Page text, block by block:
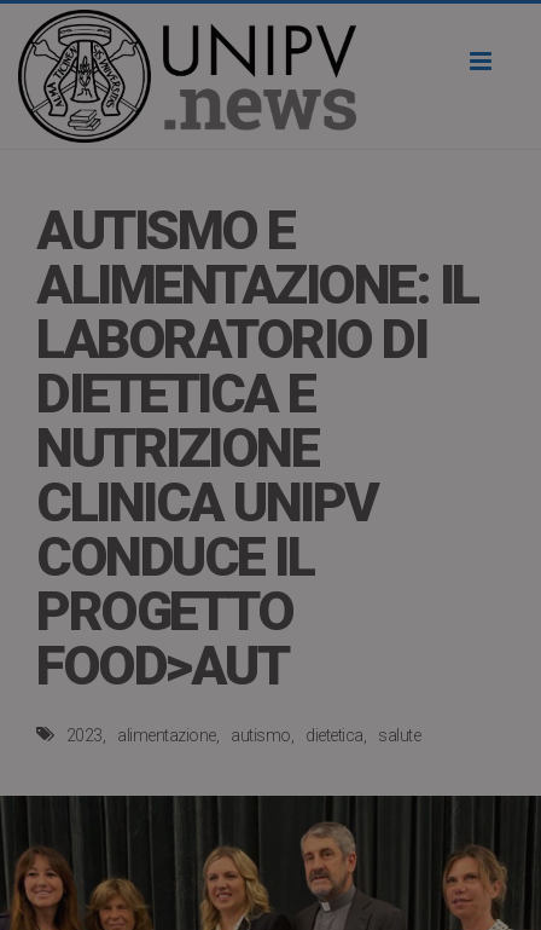
AUTISMO E
ALIMENTAZIONE: IL
LABORATORIO DI
DIETETICA E
NUTRIZIONE
CLINICA UNIPV
CONDUCE IL
PROGETTO
FOOD>AUT
2023 alimentazione autismo dietetica salute